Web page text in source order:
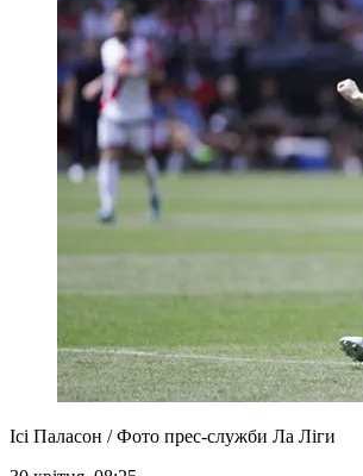
Ісі Паласон / Фото прес-служби Ла Ліги